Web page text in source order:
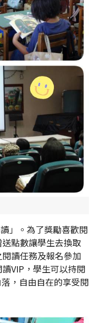
」。為了獎勵喜歡閱
點數讓學生去換取
讀任務及報名參加
VIP，學生可以持閱
，自由自在的享受閱